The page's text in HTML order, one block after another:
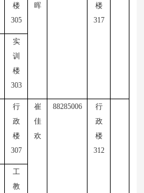
楼
305
晖
楼
317
实
训
楼
303
行
政
楼
307
崔
佳
欢
88285006
行
政
楼
312
工
教